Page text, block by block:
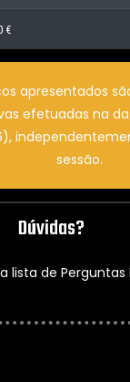
€
apresentados
efetuadas na
sessão.
Dúvidas?
lista de Perguntas